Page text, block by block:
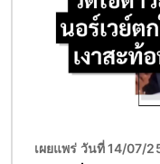
เผยแพร่ วันที่ 14/07/